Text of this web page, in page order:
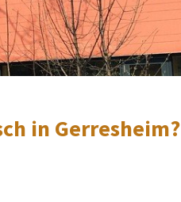
in Gerresheim?